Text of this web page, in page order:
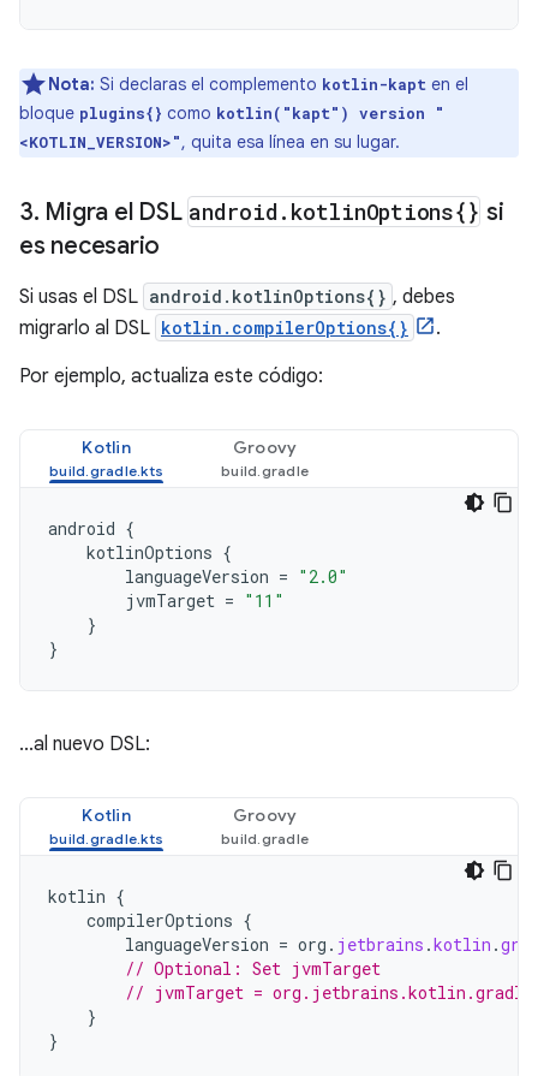
Nota: Si declaras el complemento kotlin-kapt en el
bloque plugins{} como kotlin("kapt") version "
<KOTLIN_VERSION>", quita esa línea en su lugar.
3. Migra el DSL android . kotlinOptions{} si
es necesario
Si usas el DSL android.kotlinOptions{} , debes
migrarlo al DSL kotlin.compilerOptions{}
.
Por ejemplo, actualiza este código:
Kotlin Groovy
android {
kotlinOptions {
languageVersion = "2.0"
jvmTarget = "11"
}
}
...al nuevo DSL:
Kotlin Groovy
kotlin {
compilerOptions {
languageVersion = org . jetbrains .kotlin .
// Optional: Set jvmTarget
// jvmTarget =
}
}